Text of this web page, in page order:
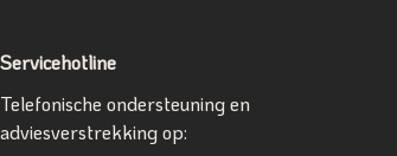
Servicehotline
Telefonische ondersteuning en
adviesverstrekking op: